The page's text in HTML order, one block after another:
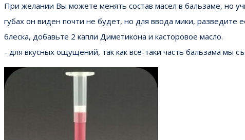
При желании Вы можете менять состав масел в бальзаме, но
губах он виден почти не будет, но для ввода мики, разведите
блеска, добавьте 2 капли Диметикона и касторовое масло.
- для вкусных ощущений, так как все-таки часть бальзама мы